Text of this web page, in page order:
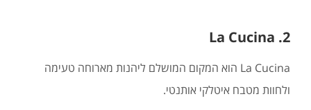
2. La Cucina
La Cucina הוא המקום המושלם ליהנות מארוחה טעימה
ולחוות מטבח איטלקי אותנטי.